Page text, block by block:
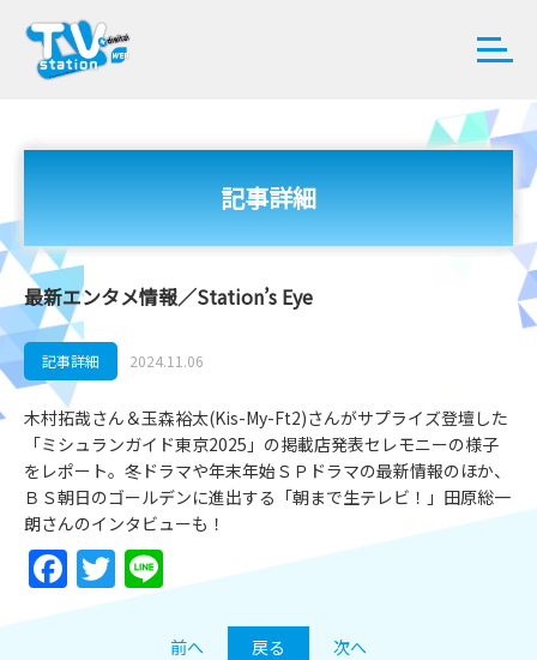
記事詳細
最新エンタメ情報／Station’s Eye
記事詳細 2024.11.06
木村拓哉さん＆玉森裕太(Kis-My-Ft2)さんがサプライズ登壇した
「ミシュランガイド東京2025」の掲載店発表セレモニーの様子
をレポート。冬ドラマや年末年始ＳＰドラマの最新情報のほか、
ＢＳ朝日のゴールデンに進出する「朝まで生テレビ！」田原総一
朗さんのインタビューも！
Facebook
Twitter
前へ 戻る 次へ